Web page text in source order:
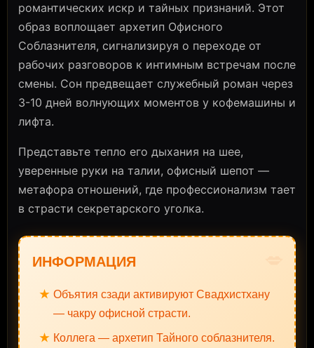
романтических искр и тайных признаний. Этот
образ воплощает архетип Офисного
Соблазнителя, сигнализируя о переходе от
рабочих разговоров к интимным встречам после
смены. Сон предвещает служебный роман через
3-10 дней волнующих моментов у кофемашины и
лифта.
Представьте тепло его дыхания на шее,
уверенные руки на талии, офисный шепот —
метафора отношений, где профессионализм тает
в страсти секретарского уголка.
ИНФОРМАЦИЯ
★ Объятия сзади активируют Свадхистхану
— чакру офисной страсти.
★ Коллега — архетип Тайного соблазнителя.